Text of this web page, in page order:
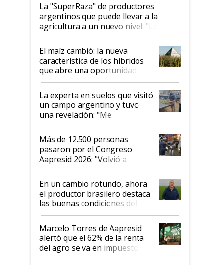
La "SuperRaza" de productores
argentinos que puede llevar a la
agricultura a un nuevo nivel: "Las
posibilidades de crecimiento son
infinitas"
El maíz cambió: la nueva
característica de los híbridos
que abre una oportunidad en
el lote
La experta en suelos que visitó
un campo argentino y tuvo
una revelación: "Me
impresionó mucho"
Más de 12.500 personas
pasaron por el Congreso
Aapresid 2026: "Volvió a
demostrar que hablar del
suelo es hablar de todo el
sistema productivo"
En un cambio rotundo, ahora
el productor brasilero destaca
las buenas condiciones del
agro argentino para invertir:
"Los veo más motivados"
Marcelo Torres de Aapresid
alertó que el 62% de la renta
del agro se va en impuestos:
"No es bueno que en